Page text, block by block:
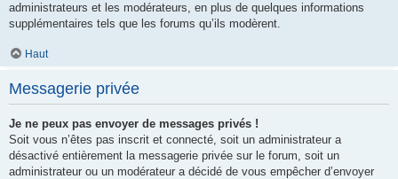
administrateurs et les modérateurs, en plus de quelques informations
supplémentaires tels que les forums qu’ils modèrent.
Haut
Messagerie privée
Je ne peux pas envoyer de messages privés !
Soit vous n’êtes pas inscrit et connecté, soit un administrateur a
désactivé entièrement la messagerie privée sur le forum, soit un
administrateur ou un modérateur a décidé de vous empêcher d’envoyer